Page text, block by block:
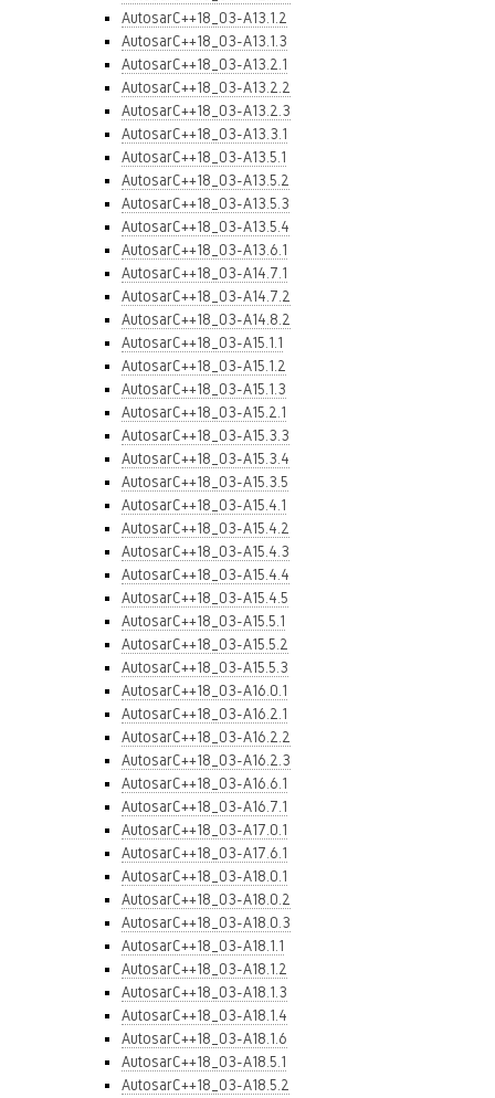
AutosarC++18_03-A13.1.2
AutosarC++18_03-A13.1.3
AutosarC++18_03-A13.2.1
AutosarC++18_03-A13.2.2
AutosarC++18_03-A13.2.3
AutosarC++18_03-A13.3.1
AutosarC++18_03-A13.5.1
AutosarC++18_03-A13.5.2
AutosarC++18_03-A13.5.3
AutosarC++18_03-A13.5.4
AutosarC++18_03-A13.6.1
AutosarC++18_03-A14.7.1
AutosarC++18_03-A14.7.2
AutosarC++18_03-A14.8.2
AutosarC++18_03-A15.1.1
AutosarC++18_03-A15.1.2
AutosarC++18_03-A15.1.3
AutosarC++18_03-A15.2.1
AutosarC++18_03-A15.3.3
AutosarC++18_03-A15.3.4
AutosarC++18_03-A15.3.5
AutosarC++18_03-A15.4.1
AutosarC++18_03-A15.4.2
AutosarC++18_03-A15.4.3
AutosarC++18_03-A15.4.4
AutosarC++18_03-A15.4.5
AutosarC++18_03-A15.5.1
AutosarC++18_03-A15.5.2
AutosarC++18_03-A15.5.3
AutosarC++18_03-A16.0.1
AutosarC++18_03-A16.2.1
AutosarC++18_03-A16.2.2
AutosarC++18_03-A16.2.3
AutosarC++18_03-A16.6.1
AutosarC++18_03-A16.7.1
AutosarC++18_03-A17.0.1
AutosarC++18_03-A17.6.1
AutosarC++18_03-A18.0.1
AutosarC++18_03-A18.0.2
AutosarC++18_03-A18.0.3
AutosarC++18_03-A18.1.1
AutosarC++18_03-A18.1.2
AutosarC++18_03-A18.1.3
AutosarC++18_03-A18.1.4
AutosarC++18_03-A18.1.6
AutosarC++18_03-A18.5.1
AutosarC++18_03-A18.5.2